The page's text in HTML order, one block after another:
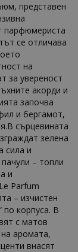
представен
парфюмериста
се отличава
на
за увереност
акорди и
започва
и бергамот,
сърцевината
зелена
сила и
– топли
и
Parfum
– изчистен
по корпуса. В
с матов
аромата,
внасят